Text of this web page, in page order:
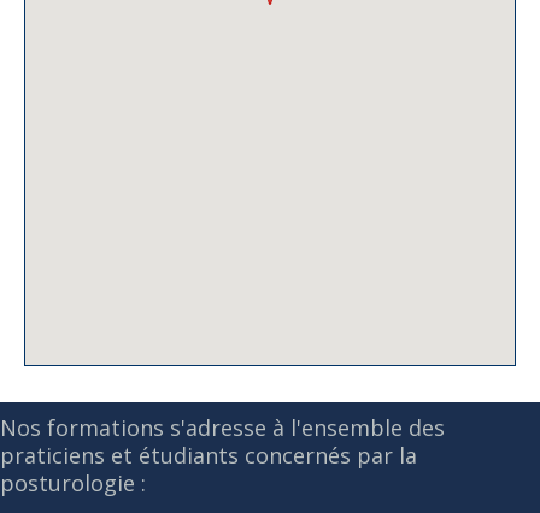
Nos formations s'adresse à l'ensemble des
praticiens et étudiants concernés par la
posturologie :